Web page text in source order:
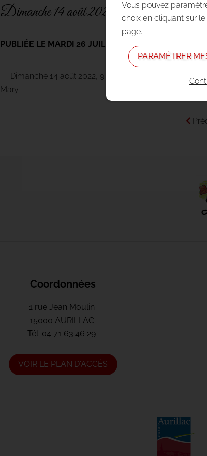
Dimanche 14 août 2022, 9 heures
PUBLIÉE LE MARDI 26 JUILLET 2022 À 11H24 DANS
Dimanche 14 août 2022, 9 heures, une messe
Mary.
Coordonnées
1 rue Jean Moulin
15000 AURILLAC
Tél. 04 71 63 46 29
VOIR LE PLAN D'ACCÈS
Vous pouvez
choix en cliquant sur
page.
PARAMÉTRER